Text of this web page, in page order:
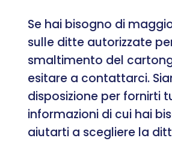
Se hai bisogno di
sulle ditte autorizzate
smaltimento del
esitare a contattarci.
disposizione per fornirti
informazioni di cui hai
aiutarti a scegliere la